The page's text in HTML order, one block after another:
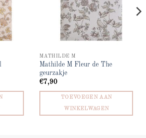
MATHILDE M
Mathilde M Fleur de The
geurzakje
€7,90
TOEVOEGEN AAN
WINKELWAGEN